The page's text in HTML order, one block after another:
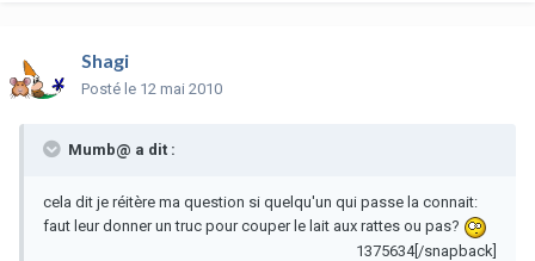
Shagi
Posté le 12 mai 2010
Mumb@ a dit :
cela dit je réitère ma question si quelqu'un qui passe la connait:
faut leur donner un truc pour couper le lait aux rattes ou pas?
1375634[/snapback]